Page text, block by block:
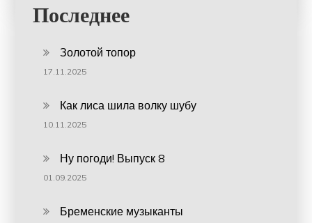
Последнее
Золотой топор
17.11.2025
Как лиса шила волку шубу
10.11.2025
Ну погоди! Выпуск 8
01.09.2025
Бременские музыканты